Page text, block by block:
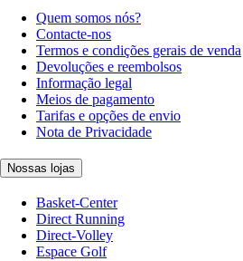
Quem somos nós?
Contacte-nos
Termos e condições gerais de venda
Devoluções e reembolsos
Informação legal
Meios de pagamento
Tarifas e opções de envio
Nota de Privacidade
Nossas lojas
Basket-Center
Direct Running
Direct-Volley
Espace Golf